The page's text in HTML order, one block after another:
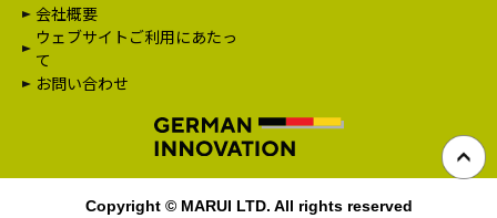
会社概要
ウェブサイトご利用にあたっ
て
お問い合わせ
Copyright © MARUI LTD. All rights reserved